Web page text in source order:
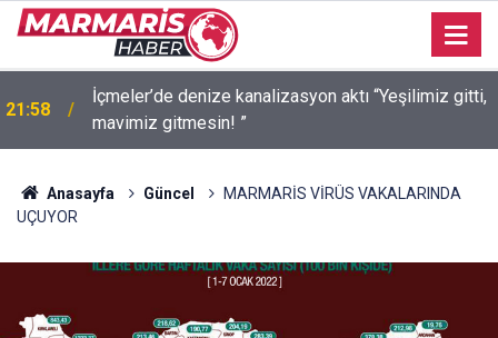
21:58
İçmeler’de denize kanalizasyon aktı “Yeşilimiz gitti,
mavimiz gitmesin! ”
Anasayfa Güncel
MARMARİS VİRÜS VAKALARINDA
UÇUYOR